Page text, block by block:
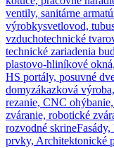
ventily, sanitárne
výrobkysvetlovod,
vzduchotechnické
technické zariadenia
plastovo-hliníkové
HS portály, posuvné
domyzákazková
rezanie, CNC
zváranie, robotické
rozvodné skrine
prvky, Architektonické